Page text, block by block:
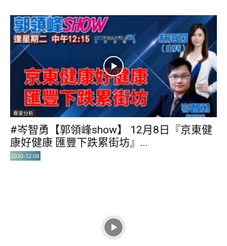
專家分析
#岑智勇【郭領峰show】 12月8日『京東健
康好健康 匯豐下跌累街坊』...
2020-12-08